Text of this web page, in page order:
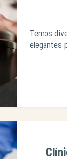
Temos
elegantes